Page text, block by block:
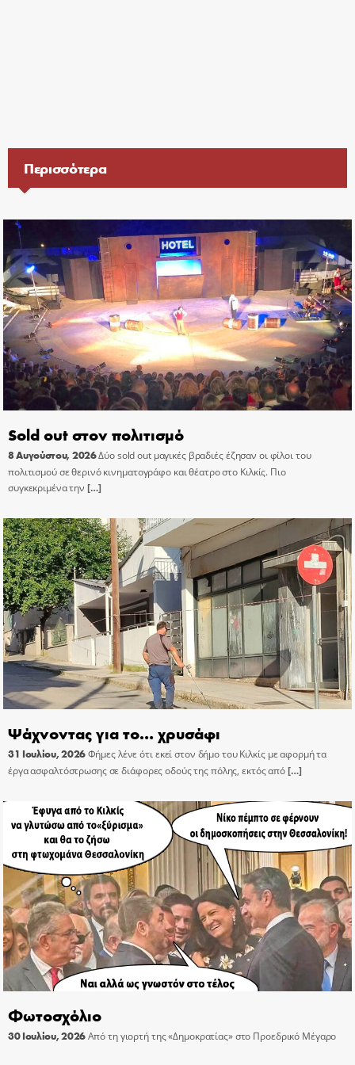
Περισσότερα
Sold out στον πολιτισμό
8 Αυγούστου, 2026Δύο sold out μαγικές βραδιές έζησαν οι φίλοι του
πολιτισμού σε θερινό κινηματογράφο και θέατρο στο Κιλκίς. Πιο
συγκεκριμένα την […]
Ψάχνοντας για το… χρυσάφι
31 Ιουλίου, 2026Φήμες λένε ότι εκεί στον δήμο του Κιλκίς με αφορμή τα
έργα ασφαλτόστρωσης σε διάφορες οδούς της πόλης, εκτός από[…]
Φωτοσχόλιο
30 Ιουλίου, 2026Από τη γιορτή της «Δημοκρατίας» στο Προεδρικό Μέγαρο